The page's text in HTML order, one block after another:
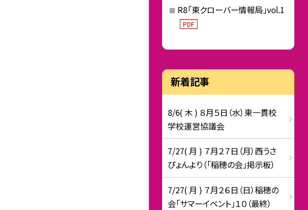
R8「東クローバー情報局」vol.1
PDF
新着記事
8/6( 木 ) ８月５日（水）東一貫校
学校運営協議会
7/27( 月 ) ７月２７日（月）西うさ
ぴょんより（「稲穂の会」掲示板）
7/27( 月 ) ７月２６日（日）稲穂の
会「サマーイベント」１０（最終）